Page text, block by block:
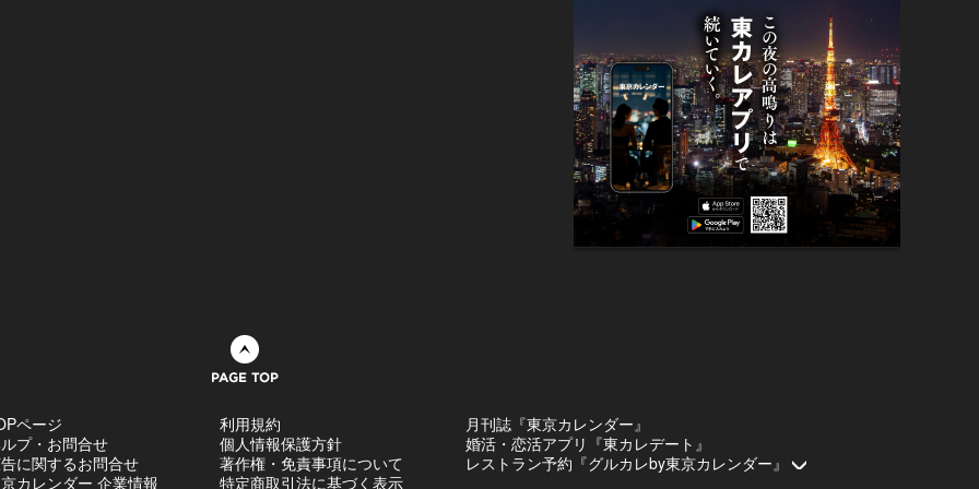
ページ
プ・お問合せ
に関するお問合せ
カレンダー 企業情報
利用規約
個人情報保護方針
著作権・免責事項について
特定商取引法に基づく表示
月刊誌『東京カレンダー』
婚活・恋活アプリ『東カレデート』
レストラン予約『グルカレby東京カレンダー』